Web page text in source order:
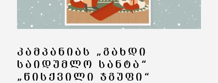
ᲙᲐᲛᲞᲐᲜᲘᲐᲡ „ᲒᲐᲮᲓᲘ
ᲡᲐᲘᲓᲣᲛᲚᲝ ᲡᲐᲜᲢᲐ“
„ᲬᲘᲡᲥᲕᲘᲚᲘ ᲯᲒᲣᲤᲘ“